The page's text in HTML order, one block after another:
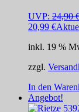
UVP: 24,90
20,99 €
inkl. 19 %
zzgl.
In den
Angebot!